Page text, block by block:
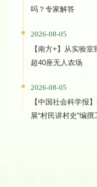
吗？专家解答
2026-08-05
【南方+】从实验
超40座无人农场
2026-08-05
【中国社会科学报
展“村民讲村史”编撰